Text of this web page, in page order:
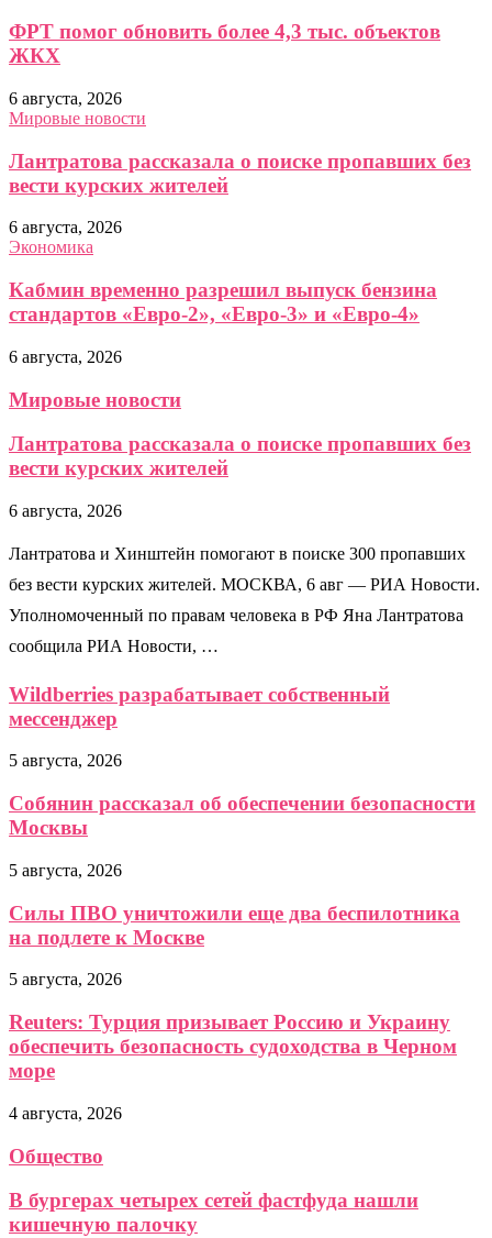
ФРТ помог обновить более 4,3 тыс. объектов
ЖКХ
6 августа, 2026
Мировые новости
Лантратова рассказала о поиске пропавших без
вести курских жителей
6 августа, 2026
Экономика
Кабмин временно разрешил выпуск бензина
стандартов «Евро-2», «Евро-3» и «Евро-4»
6 августа, 2026
Мировые новости
Лантратова рассказала о поиске пропавших без
вести курских жителей
6 августа, 2026
Лантратова и Хинштейн помогают в поиске 300 пропавших
без вести курских жителей. МОСКВА, 6 авг — РИА Новости.
Уполномоченный по правам человека в РФ Яна Лантратова
сообщила РИА Новости, …
Wildberries разрабатывает собственный
мессенджер
5 августа, 2026
Собянин рассказал об обеспечении безопасности
Москвы
5 августа, 2026
Силы ПВО уничтожили еще два беспилотника
на подлете к Москве
5 августа, 2026
Reuters: Турция призывает Россию и Украину
обеспечить безопасность судоходства в Черном
море
4 августа, 2026
Общество
В бургерах четырех сетей фастфуда нашли
кишечную палочку